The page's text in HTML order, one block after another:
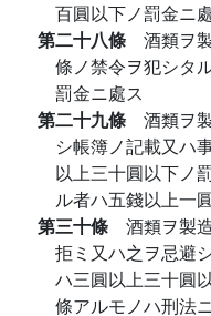
百圓以下ノ罰金ニ
第二十八條 酒類ヲ
條ノ禁令ヲ犯シタ
罰金ニ處ス
第二十九條 酒類ヲ
シ帳簿ノ記載又ハ
以上三十圓以下ノ
ル者ハ五錢以上一
第三十條 酒類ヲ製
拒ミ又ハ之ヲ忌避
ハ三圓以上三十圓
條アルモノハ刑法